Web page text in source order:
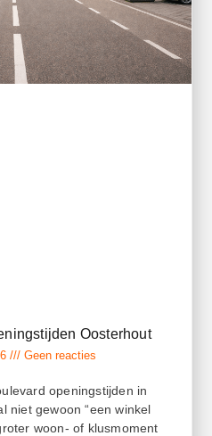
Oosterhout
Geen reacties
openingstijden in
niet gewoon “een winkel
woon- of klusmoment